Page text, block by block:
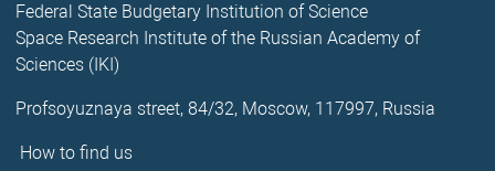
Federal State Budgetary Institution of Science
Space Research Institute of the Russian Academy of
Sciences (IKI)
Profsoyuznaya street, 84/32, Moscow, 117997, Russia
How to find us